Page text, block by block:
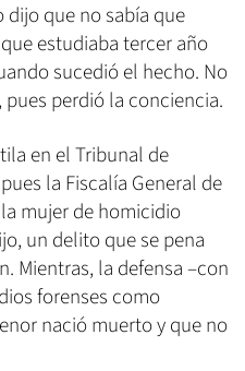
que no sabía que
estudiaba tercer año
sucedió el hecho. No
perdió la conciencia.
en el Tribunal de
la Fiscalía General de
mujer de homicidio
un delito que se pena
Mientras, la defensa –con
forenses como
nació muerto y que no